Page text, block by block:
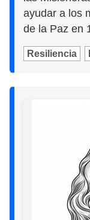
ayudar a los
de la Paz en
Resiliencia